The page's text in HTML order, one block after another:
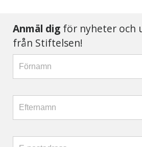
Anmäl dig för nyheter och
från Stiftelsen!